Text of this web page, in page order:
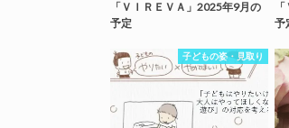
「ＶＩＲＥＶＡ」2025年9月の
予定
予
子どもの姿・見取り